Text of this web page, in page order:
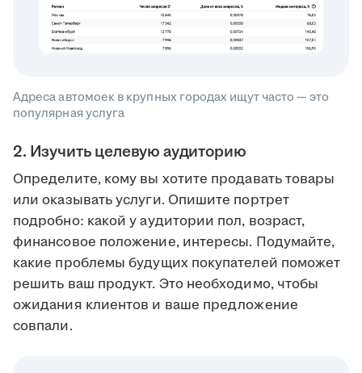
Адреса автомоек в крупных городах ищут часто — это
популярная услуга
2. Изучить целевую аудиторию
Определите, кому вы хотите продавать товары
или оказывать услуги. Опишите портрет
подробно: какой у аудитории пол, возраст,
финансовое положение, интересы. Подумайте,
какие проблемы будущих покупателей поможет
решить ваш продукт. Это необходимо, чтобы
ожидания клиентов и ваше предложение
совпали.